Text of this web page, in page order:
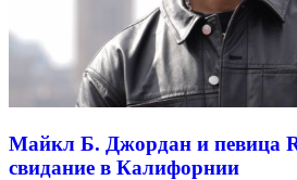
Майкл Б. Джордан и певица
свидание в Калифорнии